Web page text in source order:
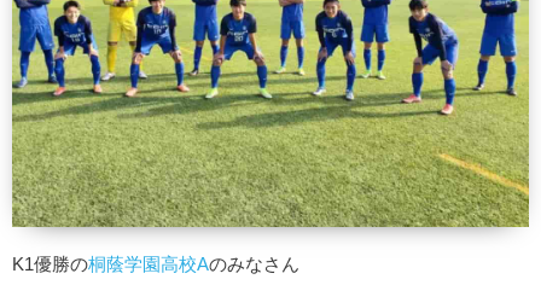
K1優勝の桐蔭学園高校Aのみなさん